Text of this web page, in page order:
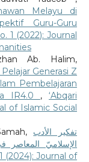
Melayu di
Guru-Guru
1 (2022): Journal
Ab. Halim,
Generasi Z
Pembelajaran
IR4.0 ,‘Abqari
of Islamic Social
تفكير الأدب
الإسلاميّ المعاصر
(2024): Journal of